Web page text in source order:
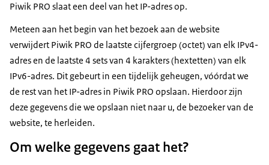
Piwik PRO slaat een deel van het IP-adres op.
Meteen aan het begin van het bezoek aan de website
verwijdert Piwik PRO de laatste cijfergroep (octet) van elk IPv4-
adres en de laatste 4 sets van 4 karakters (hextetten) van elk
IPv6-adres. Dit gebeurt in een tijdelijk geheugen, vóórdat we
de rest van het IP-adres in Piwik PRO opslaan. Hierdoor zijn
deze gegevens die we opslaan niet naar u, de bezoeker van de
website, te herleiden.
Om welke gegevens gaat het?